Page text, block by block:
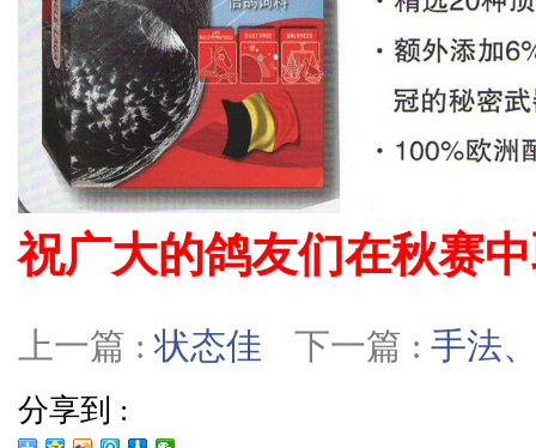
祝广大的鸽友们在秋赛
上一篇 :状态佳 下一篇 : 手法
分享到 :